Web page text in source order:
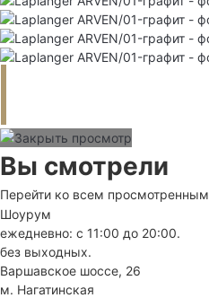
Вы смотрели
Перейти ко всем просмотренным
Шоурум
ежедневно: с 11:00 до 20:00.
без выходных.
Варшавское шоссе, 26
м. Нагатинская